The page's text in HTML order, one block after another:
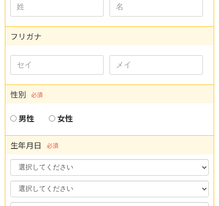
フリガナ
性別 必須
男性 女性
生年月日 必須
Year
Month